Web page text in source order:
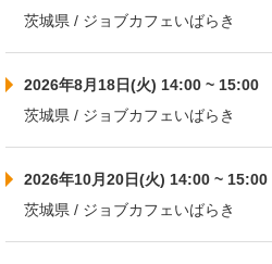
茨城県 / ジョブカフェいばらき
2026年8月18日(火) 14:00 ~ 15:00
茨城県 / ジョブカフェいばらき
2026年10月20日(火) 14:00 ~ 15:00
茨城県 / ジョブカフェいばらき